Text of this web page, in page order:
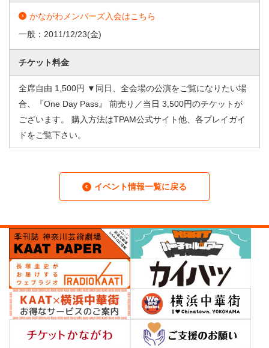
かながわメンバーズ入会はこちら
一般： 2011/12/23(金)
チケット料金
全席自由 1,500円 ▼同日、全会場の公演をご覧になりたい場
合、『One Day Pass』 前売り／当日 3,500円のチケットが
ございます。 購入方法はTPAM公式サイト他、各プレイガイ
ドをご覧下さい。
イベント情報一覧に戻る